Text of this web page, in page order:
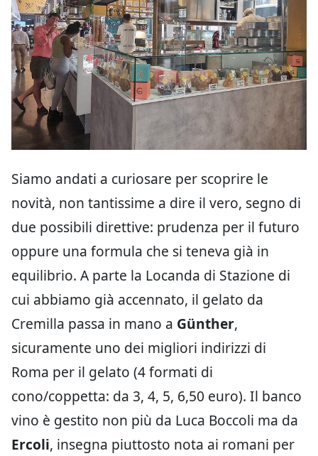
Siamo andati a curiosare per scoprire le
novità, non tantissime a dire il vero, segno di
due possibili direttive: prudenza per il futuro
oppure una formula che si teneva già in
equilibrio. A parte la Locanda di Stazione di
cui abbiamo già accennato, il gelato da
Cremilla passa in mano a Günther,
sicuramente uno dei migliori indirizzi di
Roma per il gelato (4 formati di
cono/coppetta: da 3, 4, 5, 6,50 euro). Il banco
vino è gestito non più da Luca Boccoli ma da
Ercoli, insegna piuttosto nota ai romani per